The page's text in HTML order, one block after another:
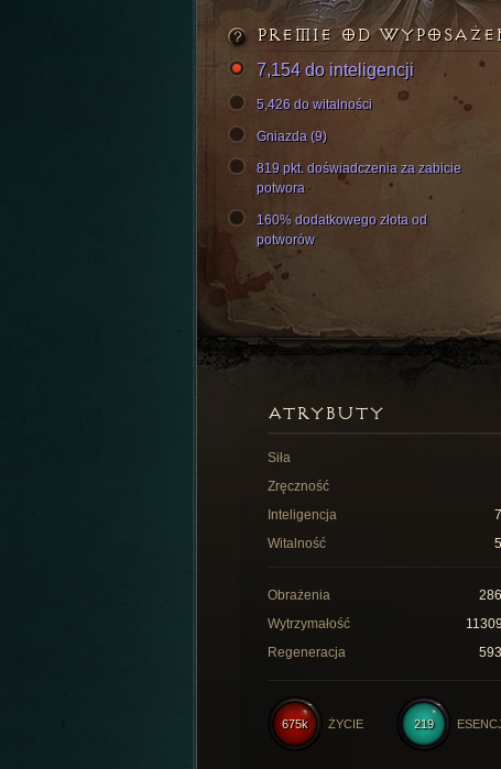
PREMIE OD
7,154 do inteligencji
5,426 do witalności
Gniazda (9)
819 pkt. doświadczenia za zabicie
potwora
160% dodatkowego złota od
potworów
ATRYBUTY
Siła
Zręczność
Inteligencja
Witalność
Obrażenia
Wytrzymałość
Regeneracja
219
675k ŻYCIE